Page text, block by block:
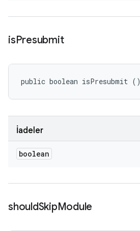
isPresubmit
public boolean isPresubmit ()
İadeler
boolean
shouldSkipModule